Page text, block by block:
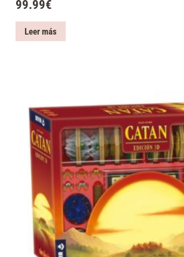
99.99€
Leer más